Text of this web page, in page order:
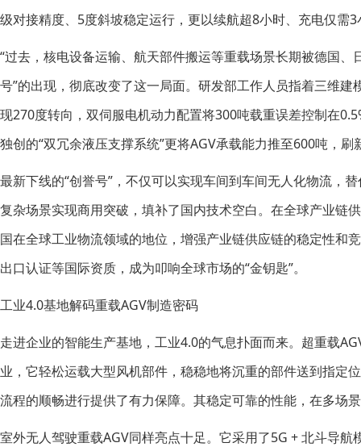
级对接精度、5度斜坡稳定运行，更以续航超8小时、充电仅需
“过去，核电设备运输、航天部件搬运等重载场景长期被德国
号”的出现，彻底改变了这一局面。研发部工作人员指着三维建
现270度转向，双伺服电机动力配置将300吨载重误差控制在
独创的“双冗余液压支撑系统”更将AGV承载能力推至600吨，刷
最新下线的“创誉号”，不仅可以实现车间到车间无人化物流，
复杂场景实现商用突破，填补了国内技术空白。在全球产业链
国在全球工业物流领域的地位，增强产业链供应链的稳定性和
出口认证等国际资质，成为叩响全球市场的“金钥匙”。
工业4.0基地解码重载AGV制造密码
走进企业的智能生产基地，工业4.0的气息扑面而来。超重载
业，它轻松运载大型风机部件，稳稳地将沉重的部件送到指定
流程的顺畅进行提供了有力保障。其稳定可靠的性能，在多场
室外无人驾驶重载AGV同样亮点十足。它采用了5G + 北斗导